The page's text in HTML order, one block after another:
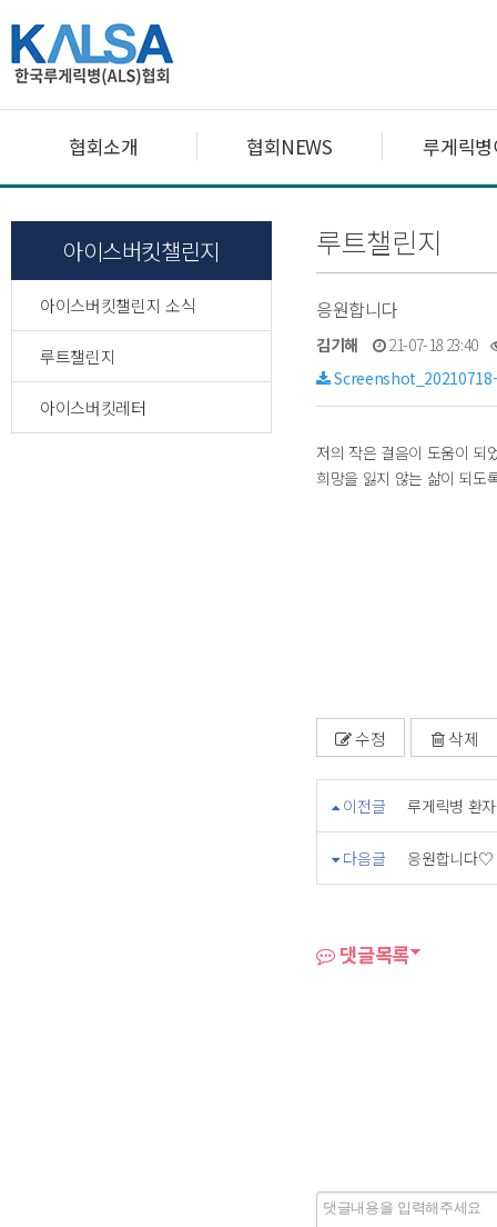
협회소개 협회NEWS 루게릭
아이스버킷챌린지
아이스버킷챌린지 소식
루트챌린지
아이스버킷레터
루트챌린지
응원합니다
김기해
21-07-18 23:40
저의 작은 걸음이 도움이 되
희망을 잃지 않는 삶이 되도
수정 삭제
이전글 루게릭병 환
다음글 응원합니다♡
댓글목록